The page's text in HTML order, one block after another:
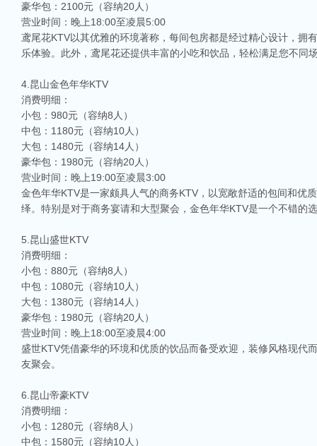
豪华包：2100元（容纳20人）
营业时间：晚上18:00至凌晨5:00
鸢尾花KTV以其优雅的环境著称，每间包房都是经过精心设计，拥
乐体验。此外，鸢尾花还提供丰富的小吃和饮品，轻松满足您不同
4.昆山金色年华KTV
消费明细：
小包：980元（容纳8人）
中包：1180元（容纳10人）
大包：1480元（容纳14人）
豪华包：1980元（容纳20人）
营业时间：晚上19:00至凌晨3:00
金色年华KTV是一家颇具人气的商务KTV，以宽敞舒适的包间和优
绎。特别是对于商务宴请和大型聚会，金色年华KTV是一个不错的
5.昆山盛世KTV
消费明细：
小包：880元（容纳8人）
中包：1080元（容纳10人）
大包：1380元（容纳14人）
豪华包：1980元（容纳20人）
营业时间：晚上18:00至凌晨4:00
盛世KTV凭借豪华的环境和优质的饮品而备受欢迎，装修风格现代
友聚会。
6.昆山帝豪KTV
消费明细：
小包：1280元（容纳8人）
中包：1580元（容纳10人）